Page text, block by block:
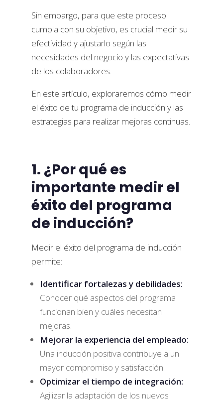
Sin embargo, para que este proceso
cumpla con su objetivo, es crucial medir su
efectividad y ajustarlo según las
necesidades del negocio y las expectativas
de los colaboradores.
En este artículo, exploraremos cómo medir
el éxito de tu programa de inducción y las
estrategias para realizar mejoras continuas.
1. ¿Por qué es
importante medir el
éxito del programa
de inducción?
Medir el éxito del programa de inducción
permite:
Identificar fortalezas y debilidades:
Conocer qué aspectos del programa
funcionan bien y cuáles necesitan
mejoras.
Mejorar la experiencia del empleado:
Una inducción positiva contribuye a un
mayor compromiso y satisfacción.
Optimizar el tiempo de integración:
Agilizar la adaptación de los nuevos